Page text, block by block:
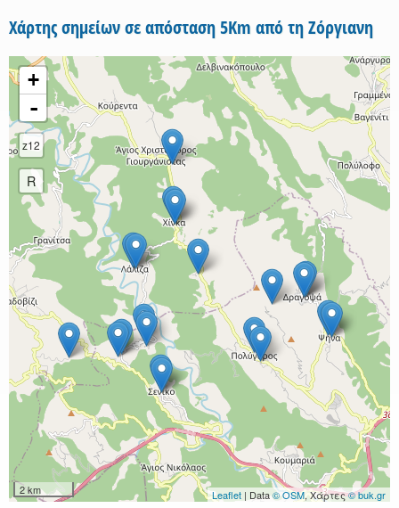
Χάρτης σημείων σε απόσταση 5Km από τη Ζόργιανη
+
-
z12
R
2 km Leaflet | Data© OSM, Χάρτες© buk.gr